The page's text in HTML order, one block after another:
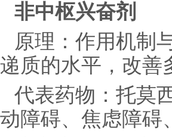
非中枢兴奋剂
原理：作用机制
递质的水平，改善
代表药物：托莫
动障碍、焦虑障碍